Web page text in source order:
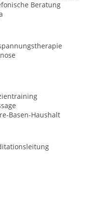
Beratung
Basen-Haushalt